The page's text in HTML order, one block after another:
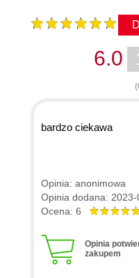
6.0
bardzo ciekawa
Opinia: anonimowa
Opinia dodana: 2023-
Ocena: 6
Opinia
zakupem